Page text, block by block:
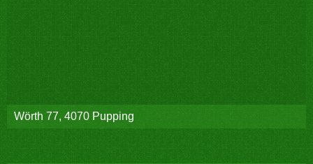
Wörth 77, 4070 Pupping